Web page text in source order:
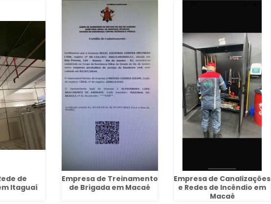
de
Itaguaí
Empresa de Treinamento
de Brigada em Macaé
Empresa de Canalizações
e Redes de Incêndio em
Macaé